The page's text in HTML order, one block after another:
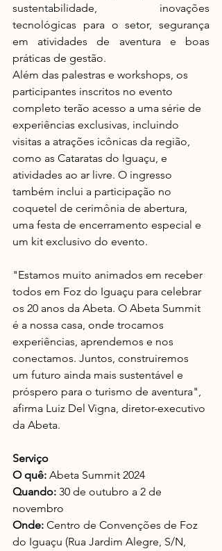
sustentabilidade, inovações
tecnológicas para o setor, segurança
em atividades de aventura e boas
práticas de gestão.
Além das palestras e workshops, os
participantes inscritos no evento
completo terão acesso a uma série de
experiências exclusivas, incluindo
visitas a atrações icônicas da região,
como as Cataratas do Iguaçu, e
atividades ao ar livre. O ingresso
também inclui a participação no
coquetel de cerimônia de abertura,
uma festa de encerramento especial e
um kit exclusivo do evento.
"Estamos muito animados em receber
todos em Foz do Iguaçu para celebrar
os 20 anos da Abeta. O Abeta Summit
é a nossa casa, onde trocamos
experiências, aprendemos e nos
conectamos. Juntos, construiremos
um futuro ainda mais sustentável e
próspero para o turismo de aventura",
afirma Luiz Del Vigna, diretor-executivo
da Abeta.
Serviço
O quê: Abeta Summit 2024
Quando: 30 de outubro a 2 de
novembro
Onde: Centro de Convenções de Foz
do Iguaçu (Rua Jardim Alegre, S/N,